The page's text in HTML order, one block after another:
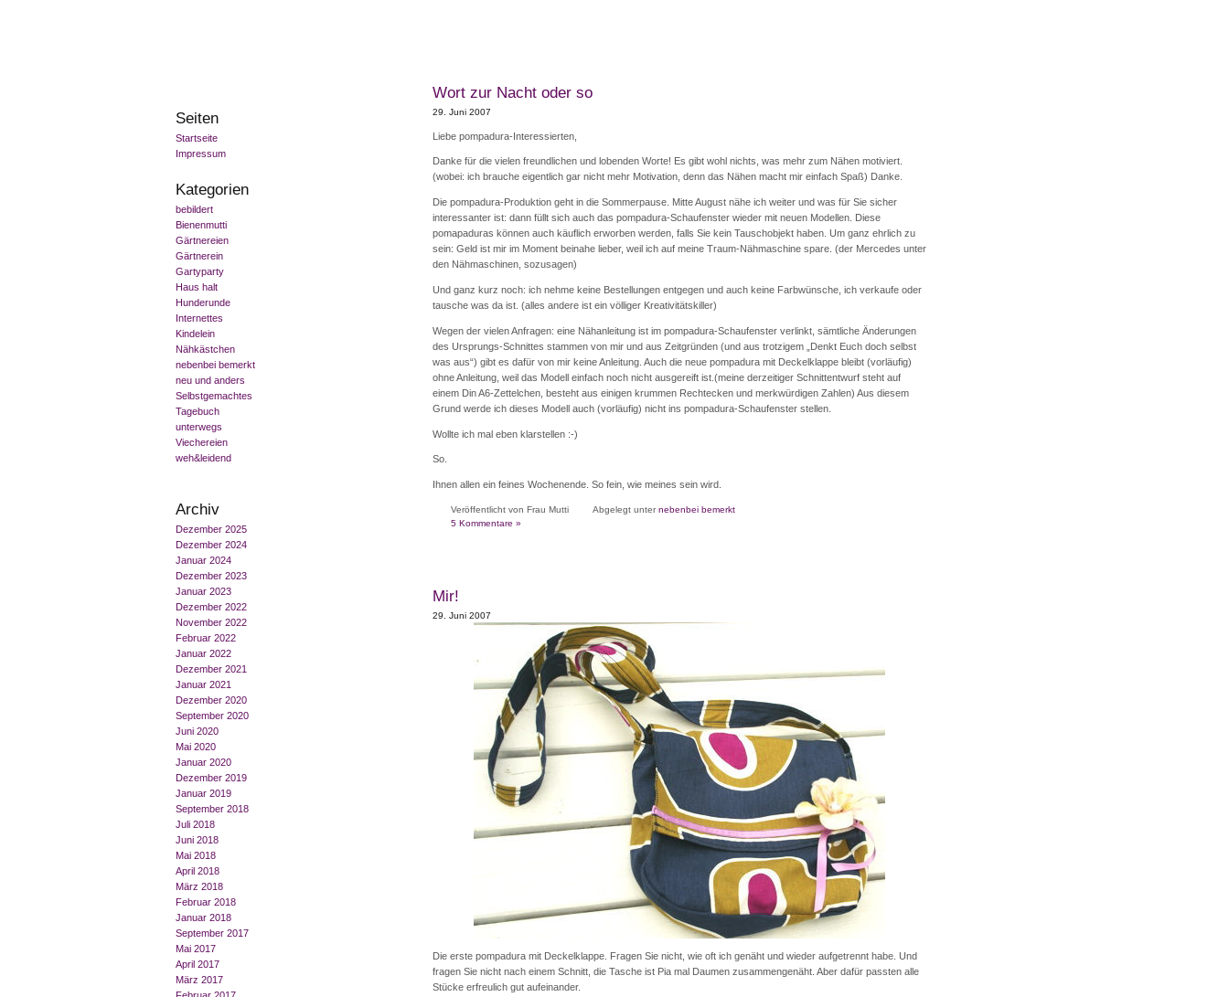
Seiten
Startseite
Impressum
Kategorien
bebildert
Bienenmutti
Gärtnereien
Gärtnerein
Gartyparty
Haus halt
Hunderunde
Internettes
Kindelein
Nähkästchen
nebenbei bemerkt
neu und anders
Selbstgemachtes
Tagebuch
unterwegs
Viechereien
weh&leidend
Archiv
Dezember 2025
Dezember 2024
Januar 2024
Dezember 2023
Januar 2023
Dezember 2022
November 2022
Februar 2022
Januar 2022
Dezember 2021
Januar 2021
Dezember 2020
September 2020
Juni 2020
Mai 2020
Januar 2020
Dezember 2019
Januar 2019
September 2018
Juli 2018
Juni 2018
Mai 2018
April 2018
März 2018
Februar 2018
Januar 2018
September 2017
Mai 2017
April 2017
März 2017
Wort zur Nacht oder so
29. Juni 2007
Liebe pompadura-Interessierten,
Danke für die vielen freundlichen und lobenden Worte! Es gibt wohl nichts, was mehr zum Nähen motiviert.
(wobei: ich brauche eigentlich gar nicht mehr Motivation, denn das Nähen macht mir einfach Spaß) Danke.
Die pompadura-Produktion geht in die Sommerpause. Mitte August nähe ich weiter und was für Sie sicher
interessanter ist: dann füllt sich auch das pompadura-Schaufenster wieder mit neuen Modellen. Diese
pomapaduras können auch käuflich erworben werden, falls Sie kein Tauschobjekt haben. Um ganz ehrlich zu
sein: Geld ist mir im Moment beinahe lieber, weil ich auf meine Traum-Nähmaschine spare. (der Mercedes unter
den Nähmaschinen, sozusagen)
Und ganz kurz noch: ich nehme keine Bestellungen entgegen und auch keine Farbwünsche, ich verkaufe oder
tausche was da ist. (alles andere ist ein völliger Kreativitätskiller)
Wegen der vielen Anfragen: eine Nähanleitung ist im pompadura-Schaufenster verlinkt, sämtliche Änderungen
des Ursprungs-Schnittes stammen von mir und aus Zeitgründen (und aus trotzigem „Denkt Euch doch selbst
was aus“) gibt es dafür von mir keine Anleitung. Auch die neue pompadura mit Deckelklappe bleibt (vorläufig)
ohne Anleitung, weil das Modell einfach noch nicht ausgereift ist.(meine derzeitiger Schnittentwurf steht auf
einem Din A6-Zettelchen, besteht aus einigen krummen Rechtecken und merkwürdigen Zahlen) Aus diesem
Grund werde ich dieses Modell auch (vorläufig) nicht ins pompadura-Schaufenster stellen.
Wollte ich mal eben klarstellen :-)
So.
Ihnen allen ein feines Wochenende. So fein, wie meines sein wird.
Veröffentlicht von Frau Mutti Abgelegt unternebenbei bemerkt
5 Kommentare »
Mir!
29. Juni 2007
Die erste pompadura mit Deckelklappe. Fragen Sie nicht, wie oft ich genäht und wieder aufgetrennt habe. Und
fragen Sie nicht nach einem Schnitt, die Tasche ist Pia mal Daumen zusammengenäht. Aber dafür passten alle
Stücke erfreulich gut aufeinander.